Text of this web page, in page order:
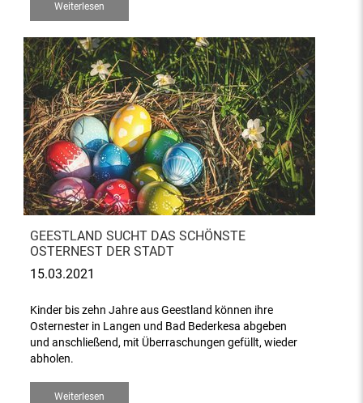
Weiterlesen
GEESTLAND SUCHT DAS SCHÖNSTE
OSTERNEST DER STADT
15.03.2021
Kinder bis zehn Jahre aus Geestland können ihre
Osternester in Langen und Bad Bederkesa abgeben
und anschließend, mit Überraschungen gefüllt, wieder
abholen.
Weiterlesen